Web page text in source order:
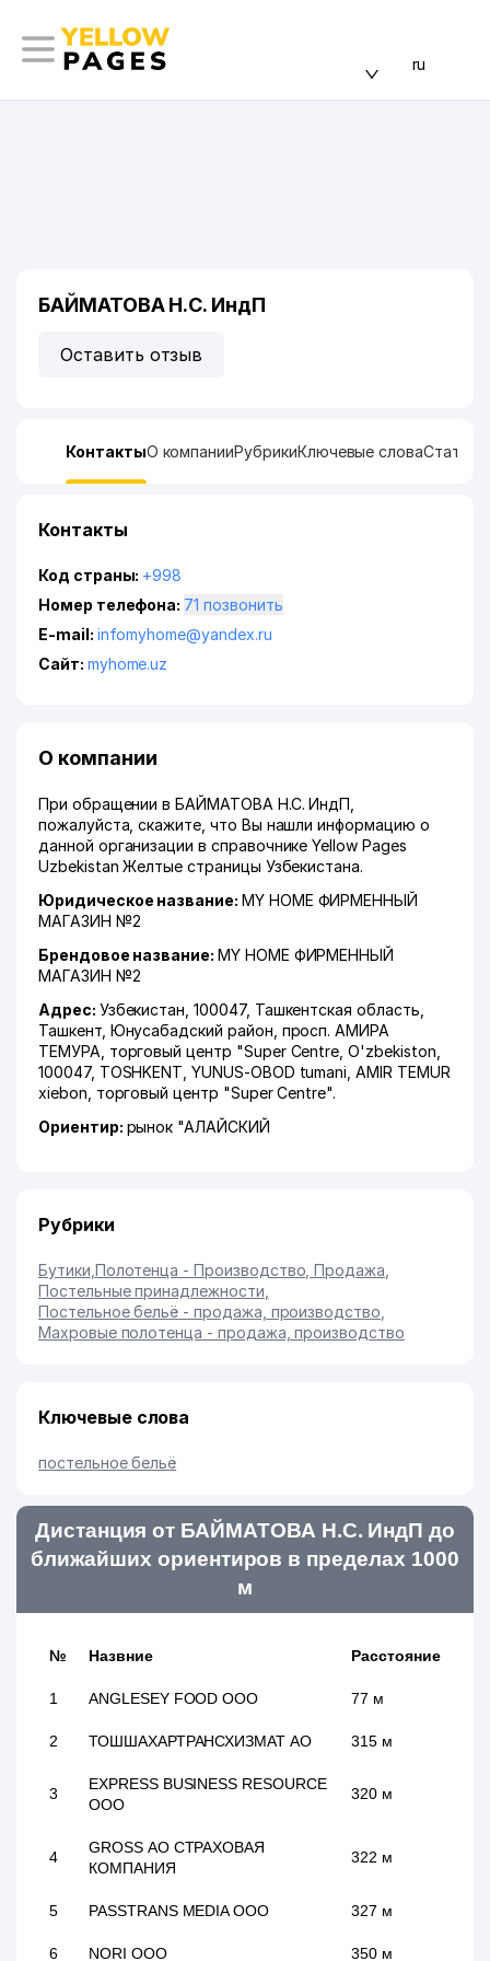
ru
БАЙМАТОВА Н.С. ИндП
Оставить отзыв
КонтактыО компанииРубрикиКлючевые слова
Контакты
Код страны: +998
Номер телефона:
71 позвонить
E-mail: infomyhome@yandex.ru
Сайт: myhome.uz
О компании
При обращении в БАЙМАТОВА Н.С. ИндП,
пожалуйста, скажите, что Вы нашли информацию о
данной организации в справочнике Yellow Pages
Uzbekistan Желтые страницы Узбекистана.
Юридическое название: MY HOME ФИРМЕННЫЙ
МАГАЗИН №2
Брендовое название: MY HOME ФИРМЕННЫЙ
МАГАЗИН №2
Адрес: Узбекистан, 100047, Ташкентская область
Ташкент, Юнусабадский район просп. АМИРА
ТЕМУРА , торговый центр "Super Centre, O'zbekiston,
100047, TOSHKENT, YUNUS-OBOD tumani, AMIR TEMUR
xiеbon, торговый центр "Super Centre".
Ориентир: рынок "АЛАЙСКИЙ
Рубрики
Бутики Полотенца - Производство, Продажа
Постельные принадлежности
Постельное бельё - продажа, производство
Махровые полотенца - продажа, производство
Ключевые слова
постельное бельё
Дистанция от БАЙМАТОВА Н.С. ИндП до
ближайших ориентиров в пределах 1000
м
№ Назвние Расстояние
1 ANGLESEY FOOD ООО 77 м
2 ТОШШАХАРТРАНСХИЗМАТ АО 315 м
3
EXPRESS BUSINESS RESOURCE
ООО
320 м
4
GROSS АО СТРАХОВАЯ
КОМПАНИЯ
322 м
5 PASSTRANS MEDIA ООО 327 м
6 NORI ООО 350 м